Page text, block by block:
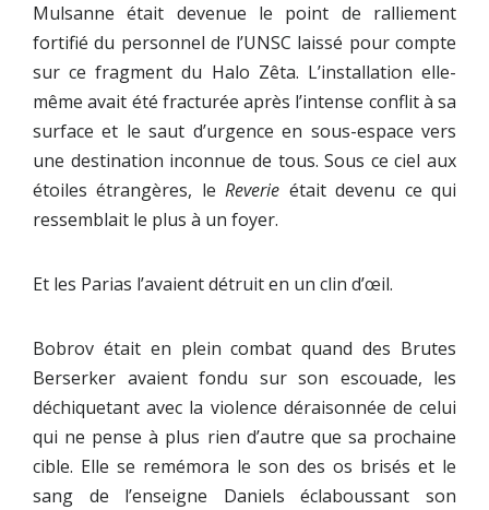
Mulsanne était devenue le point de ralliement
fortifié du personnel de l’UNSC laissé pour compte
sur ce fragment du Halo Zêta. L’installation elle-
même avait été fracturée après l’intense conflit à sa
surface et le saut d’urgence en sous-espace vers
une destination inconnue de tous. Sous ce ciel aux
étoiles étrangères, leReverie était devenu ce qui
ressemblait le plus à un foyer.
Et les Parias l’avaient détruit en un clin d’œil.
Bobrov était en plein combat quand des Brutes
Berserker avaient fondu sur son escouade, les
déchiquetant avec la violence déraisonnée de celui
qui ne pense à plus rien d’autre que sa prochaine
cible. Elle se remémora le son des os brisés et le
sang de l’enseigne Daniels éclaboussant son